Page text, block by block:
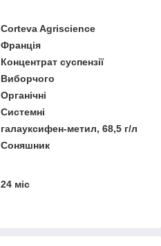
Corteva Agriscience
Франція
Концентрат суспензії
Виборчого
Органічні
Системні
галауксифен-метил, 68,5 г/л
Соняшник
24 міс